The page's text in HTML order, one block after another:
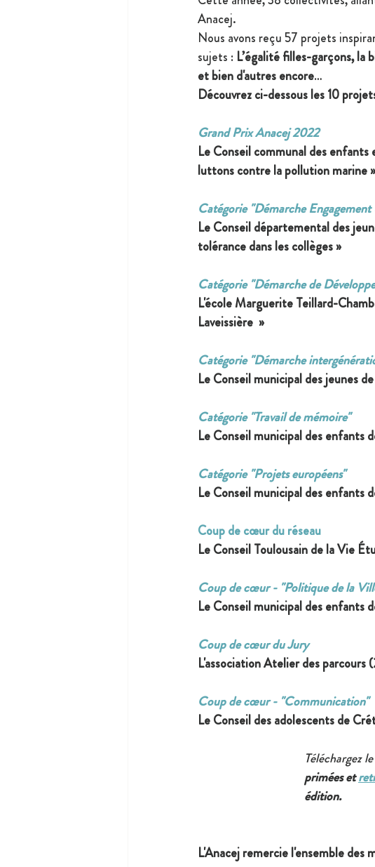
Anacej.
Nous avons reçu 57 projets
sujets : L’égalité filles-garçons,
et bien d'autres encore…
Découvrez ci-dessous les 10
Grand Prix Anacej 2022
Le Conseil communal des
luttons contre la pollution marine »
Catégorie "Démarche
Le Conseil départemental des
tolérance dans les collèges »
Catégorie "Démarche de
L'école Marguerite Teillard-
Laveissière  »
Catégorie "Démarche
Le Conseil municipal des jeunes
Catégorie "Travail de mémoire"
Le Conseil municipal des enfants
Catégorie "Projets européens"
Le Conseil municipal des enfants
Coup de cœur du réseau
Le Conseil Toulousain de la Vie
Coup de cœur - "Politique de la
Le Conseil municipal des enfants
Coup de cœur du Jury
L'association Atelier des parcours
Coup de cœur - "Communication"
Le Conseil des adolescents de
Téléchargez le
primées et
édition.
L'Anacej remercie l'ensemble des